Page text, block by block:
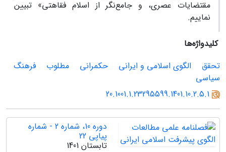
مقتضایات عصری، و جامع‌نگر از اسلام فقاهتی» تبیین
نماییم.
کلیدواژه‌ها
تحقق
الگوی اسلامی و ایرانی حکمرانی مطلوب
فرهنگ
سیاسی
20.1001.1.23295599.1401.10.2.5.1
دوره 10، شماره 2 - شماره
پیاپی 22
تابستان 1401